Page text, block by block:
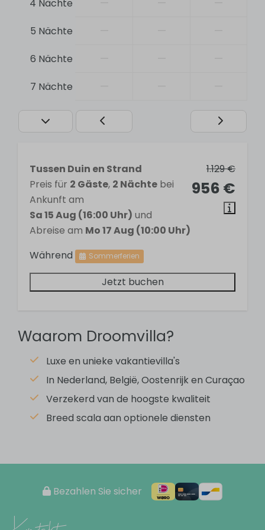
Elektronisch slot (app op telefoon)
Free WiFi
Child-friendly
Tumble dryer
Laundry machine
Central heating
Vacuum cleaner
Non-smoking
Badezimmer
Shower
Schlafzimmer
3 bedrooms
Dishwasher
4 Nächte
5 Nächte
6 Nächte
7 Nächte
1.129 €
956 €
Tussen Duin en Strand
Preis für 2 Gäste, 2 Nächte bei
Ankunft am
Sa 15 Aug (16:00 Uhr) und
Abreise am Mo 17 Aug (10:00 Uhr)
Während
Sommerferien
Jetzt buchen
Waarom Droomvilla?
Luxe en unieke vakantievilla's
In Nederland, België, Oostenrijk en Curaçao
Verzekerd van de hoogste kwaliteit
Breed scala aan optionele diensten
Bezahlen Sie sicher